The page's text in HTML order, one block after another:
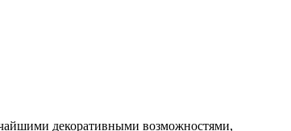
декоративными возможностями,